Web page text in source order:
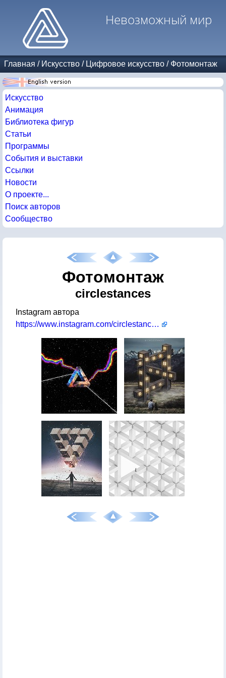
Невозможный мир
Главная / Искусство / Цифровое искусство / Фотомонтаж
Искусство
Анимация
Библиотека фигур
Статьи
Программы
События и выставки
Ссылки
Новости
О проекте...
Поиск авторов
Сообщество
Фотомонтаж
circlestances
Instagram автора
https://www.instagram.com/circlestances/